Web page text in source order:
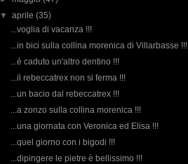
▼aprile(35)
...voglia di vacanza !!!
...in bici sulla collina morenica di Villarbasse !!!
...è caduto un'altro dentino !!!
...il rebeccatrex non si ferma !!!
...un bacio dal rebeccatrex !!!
...a zonzo sulla collina morenica !!!
...una giornata con Veronica ed Elisa !!!
...quel giorno con i bigodi !!!
...dipingere le pietre è bellissimo !!!